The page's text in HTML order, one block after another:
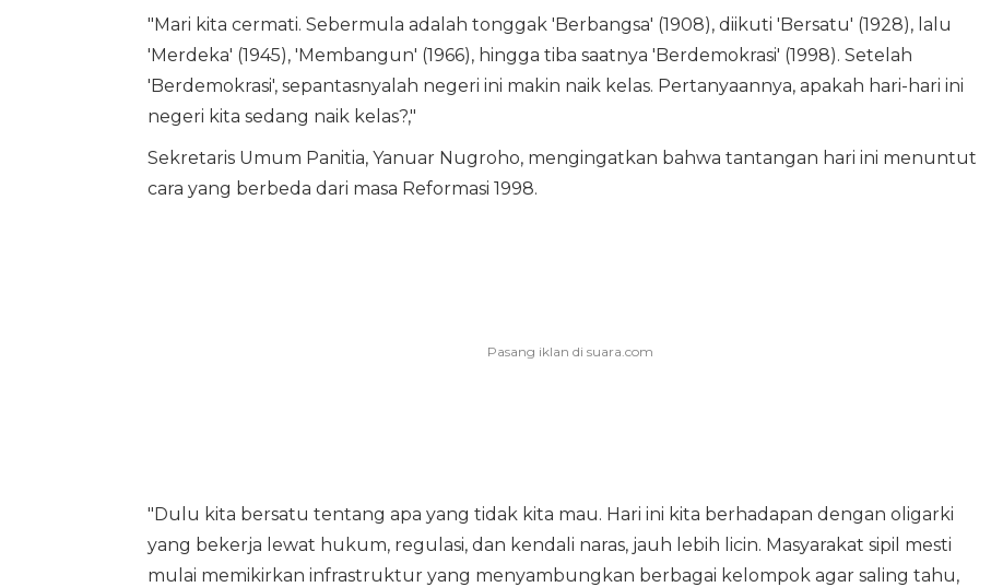
"Mari kita cermati. Sebermula adalah tonggak 'Berbangsa' (1908), diikuti 'Bersatu' (1928), lalu
'Merdeka' (1945), 'Membangun' (1966), hingga tiba saatnya 'Berdemokrasi' (1998). Setelah
'Berdemokrasi', sepantasnyalah negeri ini makin naik kelas. Pertanyaannya, apakah hari-hari ini
negeri kita sedang naik kelas?,"
Sekretaris Umum Panitia, Yanuar Nugroho, mengingatkan bahwa tantangan hari ini menuntut
cara yang berbeda dari masa Reformasi 1998.
"Dulu kita bersatu tentang apa yang tidak kita mau. Hari ini kita berhadapan dengan oligarki
yang bekerja lewat hukum, regulasi, dan kendali naras, jauh lebih licin. Masyarakat sipil mesti
mulai memikirkan infrastruktur yang menyambungkan berbagai kelompok agar saling tahu,